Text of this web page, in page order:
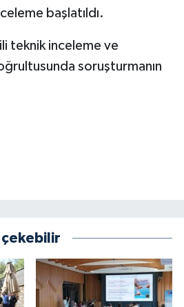
başlatıldı.
teknik inceleme ve
soruşturmanın
çekebilir